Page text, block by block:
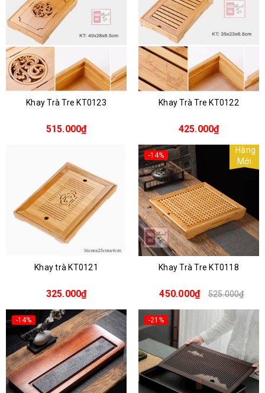
Khay Trà Tre KT0123
515.000₫
Khay Trà Tre KT0122
425.000₫
Khay trà KT0121
325.000₫
-14%
Hàng
Mới
Khay Trà Tre KT0118
450.000₫ 525.000₫
-14% -21%